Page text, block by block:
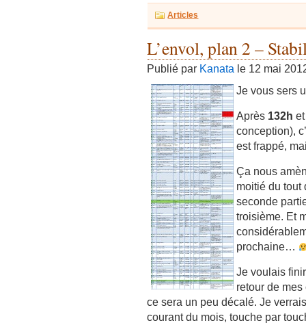
Articles
L’envol, plan 2 –
Publié par Kanata le 12 mai
Je vous sers
Après 132h
conception),
est frappé,
Ça nous
moitié du tout
seconde
troisième. Et
prochaine…
Je voulais
retour de
ce sera un peu décalé. Je
courant du mois, touche par